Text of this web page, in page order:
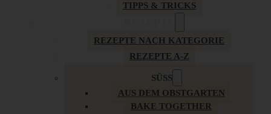
TIPPS & TRICKS
REZEPTE NACH KATEGORIE
REZEPTE A-Z
SÜSS
AUS DEM OBSTGARTEN
BAKE TOGETHER